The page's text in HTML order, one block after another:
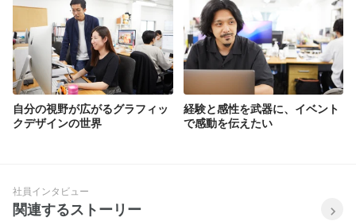
自分の視野が広がるグラフィッ
クデザインの世界
経験と感性を武器に、イベント
で感動を伝えたい
社員インタビュー
関連するストーリー